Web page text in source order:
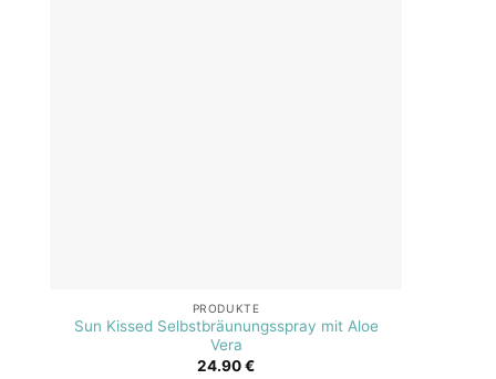
PRODUKTE
Sun Kissed Selbstbräunungsspray mit Aloe
Vera
24.90€